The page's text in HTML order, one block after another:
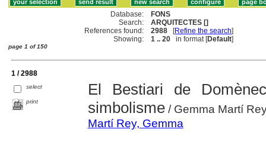
Database:
FONS
Search:
ARQUITECTES []
References found:
2988 [Refine the search]
Showing:
1 .. 20 in format [Default]
page 1 of 150
1 / 2988
select
print
El Bestiari de
simbolisme/ Gemma Martí
Martí Rey, Gemma